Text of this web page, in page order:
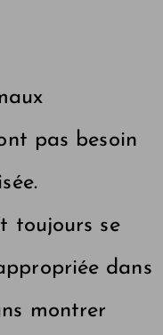
pas besoin
toujours se
dans
montrer